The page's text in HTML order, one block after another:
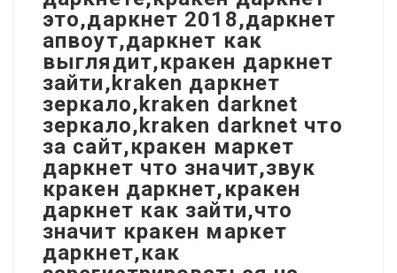
это,даркнет 2018,даркнет
апвоут,даркнет как
выглядит,кракен даркнет
зайти,kraken даркнет
зеркало,kraken darknet
зеркало,kraken darknet что
за сайт,кракен маркет
даркнет что значит,звук
кракен даркнет,кракен
даркнет как зайти,что
значит кракен маркет
даркнет,как